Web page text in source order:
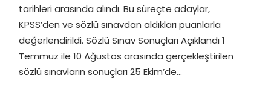
EKONOMI
MAGAZIN
DÜNYA
tarihleri arasında alındı. Bu süreçte adaylar,
KPSS’den ve sözlü sınavdan aldıkları puanlarla
değerlendirildi. Sözlü Sınav Sonuçları Açıklandı 1
Temmuz ile 10 Ağustos arasında gerçekleştirilen
sözlü sınavların sonuçları 25 Ekim’de…